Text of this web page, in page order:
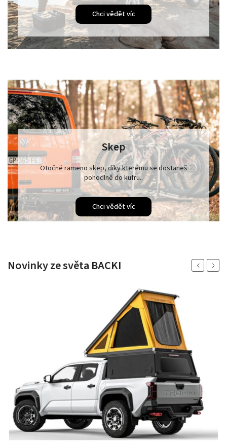
Chci vědět víc
Skep
Otočné rameno skep, díky kterému se dostaneš
pohodlně do kufru..
Chci vědět víc
Novinky ze světa BACKI PreviousNext